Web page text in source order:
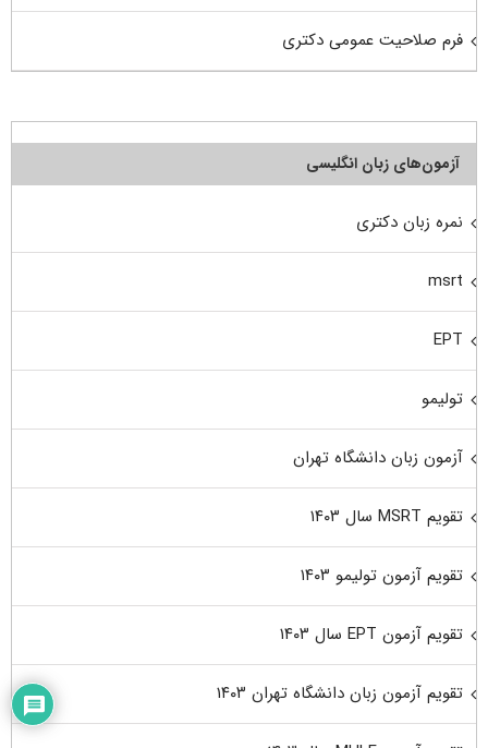
فرم صلاحیت عمومی دکتری
آزمون‌های زبان انگلیسی
نمره زبان دکتری
msrt
EPT
تولیمو
آزمون زبان دانشگاه تهران
تقویم MSRT سال ۱۴۰۳
تقویم آزمون تولیمو ۱۴۰۳
تقویم آزمون EPT سال ۱۴۰۳
تقویم آزمون زبان دانشگاه تهران ۱۴۰۳